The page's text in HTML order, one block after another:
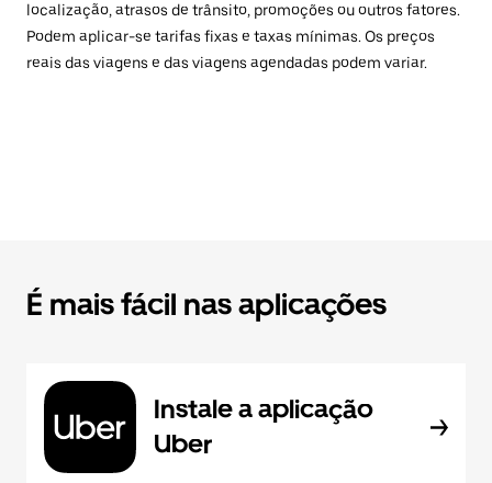
localização, atrasos de trânsito, promoções ou outros fatores.
Podem aplicar-se tarifas fixas e taxas mínimas. Os preços
reais das viagens e das viagens agendadas podem variar.
É mais fácil nas aplicações
Instale a aplicação
Uber